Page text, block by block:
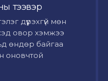
тээвэр
дүүрэхгүй мөн
овор хэмжээ
өндөр байгаа
оновчтой